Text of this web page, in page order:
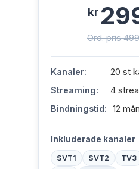
kr
Ord. pris
Kanaler:
20 st
Streaming:
4
Bindningstid:
12
Inkluderade kanaler
SVT1 SVT2 TV3